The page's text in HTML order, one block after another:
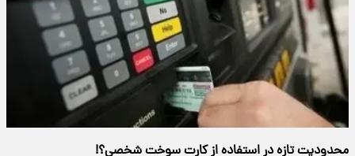
محدودیت تازه در استفاده از کارت سوخت شخصی؟!